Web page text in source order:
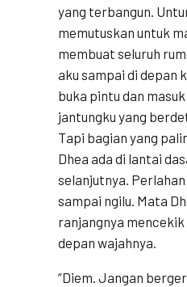
yang terbangun.
memutuskan untuk
membuat seluruh
aku sampai di depan
buka pintu dan
jantungku yang
Tapi bagian yang
Dhea ada di lantai
selanjutnya.
sampai ngilu. Mata
ranjangnya
depan wajahnya.
“Diem. Jangan